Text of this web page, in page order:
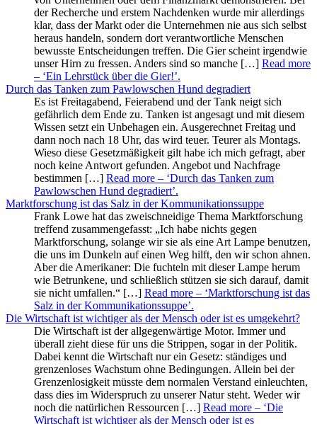
der Recherche und erstem Nachdenken wurde mir allerdings
klar, dass der Markt oder die Unternehmen nie aus sich selbst
heraus handeln, sondern dort verantwortliche Menschen
bewusste Entscheidungen treffen. Die Gier scheint irgendwie
unser Hirn zu fressen. Anders sind so manche […] Read more
– ‘Ein Lehrstück über die Gier!’.
Durch das Tanken zum Pawlowschen Hund degradiert
Es ist Freitagabend, Feierabend und der Tank neigt sich
gefährlich dem Ende zu. Tanken ist angesagt und mit diesem
Wissen setzt ein Unbehagen ein. Ausgerechnet Freitag und
dann noch nach 18 Uhr, das wird teuer. Teurer als Montags.
Wieso diese Gesetzmäßigkeit gilt habe ich mich gefragt, aber
noch keine Antwort gefunden. Angebot und Nachfrage
bestimmen […] Read more – ‘Durch das Tanken zum
Pawlowschen Hund degradiert’.
Marktforschung ist das Salz in der Kommunikationssuppe
Frank Lowe hat das zweischneidige Thema Marktforschung
treffend zusammengefasst: „Ich habe nichts gegen
Marktforschung, solange wir sie als eine Art Lampe benutzen,
die uns im Dunkeln auf einen Weg hilft, den wir schon ahnen.
Aber die Amerikaner: Die fuchteln mit dieser Lampe herum
wie Betrunkene, und schließlich stützen sie sich darauf, damit
sie nicht umfallen.“ […] Read more – ‘Marktforschung ist das
Salz in der Kommunikationssuppe’.
Die Wirtschaft ist wichtiger als der Mensch oder ist es umgekehrt?
Die Wirtschaft ist der allgegenwärtige Motor. Immer und
überall zieht diese für uns die Strippen, sogar in der Politik.
Dabei kennt die Wirtschaft nur ein Gesetz: ständiges und
grenzenloses Wachstum ohne Bedingungen. Allein bei der
Grenzenlosigkeit müsste dem normalen Verstand einleuchten,
dass dies im Widerspruch zu unserer Natur steht. Weder wir
noch die natürlichen Ressourcen […] Read more – ‘Die
Wirtschaft ist wichtiger als der Mensch oder ist es